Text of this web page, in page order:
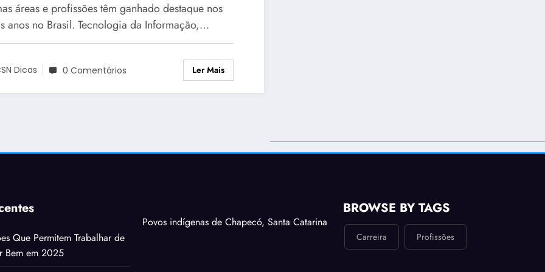
áreas e profissões têm ganhado destaque nos
anos no Brasil. Tecnologia da Informação,…
Dicas 0 Comentários Ler Mais
Que Permitem Trabalhar de
Bem em 2025
Povos indígenas de Chapecó, Santa Catarina
BROWSE BY TAGS
Carreira Profissões